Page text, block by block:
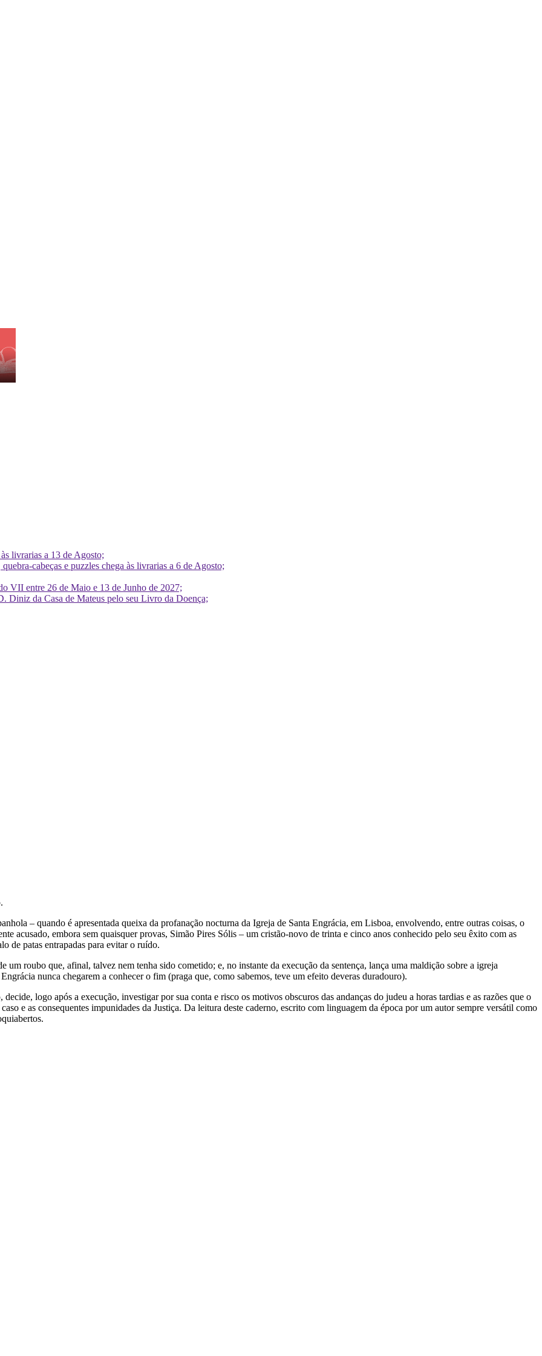
livrarias a 13 de Agosto;
cabeças e puzzles chega às livrarias a 6 de Agosto;
VII entre 26 de Maio e 13 de Junho de 2027;
da Casa de Mateus pelo seu Livro da Doença;
– quando é apresentada queixa da profanação nocturna da Igreja de Santa Engrácia, em Lisboa, envolvendo, entre outras coisas, o
acusado, embora sem quaisquer provas, Simão Pires Sólis – um cristão-novo de trinta e cinco anos conhecido pelo seu êxito com as
de patas entrapadas para evitar o ruído.
um roubo que, afinal, talvez nem tenha sido cometido; e, no instante da execução da sentença, lança uma maldição sobre a igreja
nunca chegarem a conhecer o fim (praga que, como sabemos, teve um efeito deveras duradouro).
logo após a execução, investigar por sua conta e risco os motivos obscuros das andanças do judeu a horas tardias e as razões que o
e as consequentes impunidades da Justiça. Da leitura deste caderno, escrito com linguagem da época por um autor sempre versátil como